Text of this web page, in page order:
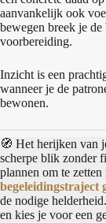
aanvankelijk ook
bewegen breek je
voorbereiding.
Inzicht is een
wanneer je de
bewonen.
🧭 Het herijken van
scherpe blik zonder
plannen om te
begeleidingstraject
de nodige
en kies je voor een